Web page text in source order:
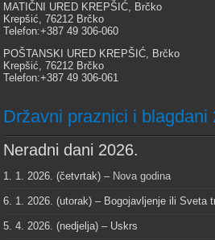
MATIČNI URED KREPŠIĆ, Brčko
Krepšić, 76212 Brčko
Telefon:+387 49 306-060
POŠTANSKI URED KREPŠIĆ, Brčko
Krepšić, 76212 Brčko
Telefon:+387 49 306-061
Državni praznici i blagdani
Neradni dani 2026.
1. 1. 2026. (četvrtak) – Nova godina
6. 1. 2026. (utorak) – Bogojavljenje ili Sveta
5. 4. 2026. (nedjelja) – Uskrs